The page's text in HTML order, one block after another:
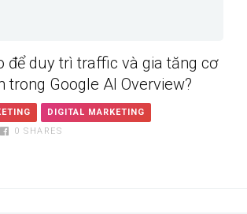
để duy trì traffic và gia tăng cơ
trong Google AI Overview?
DIGITAL MARKETING
0 SHARES